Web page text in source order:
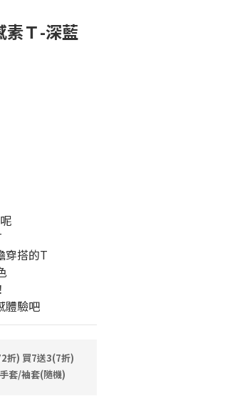
Ｔ-深藍
穿搭的T
體驗吧
折) 買7送3(7折)
套/袖套(隨機)